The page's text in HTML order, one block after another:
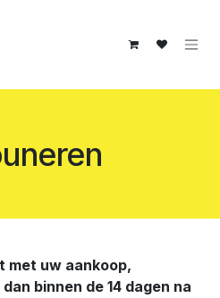
met uw aankoop,
binnen de 14 dagen na